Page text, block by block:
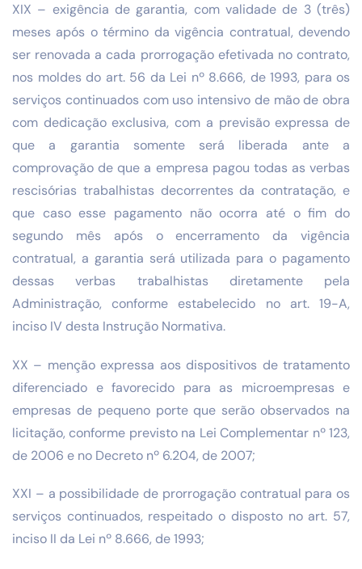
XIX – exigência de garantia, com validade de 3 (três)
meses após o término da vigência contratual, devendo
ser renovada a cada prorrogação efetivada no contrato,
nos moldes do art. 56 da Lei nº 8.666, de 1993, para os
serviços continuados com uso intensivo de mão de obra
com dedicação exclusiva, com a previsão expressa de
que a garantia somente será liberada ante a
comprovação de que a empresa pagou todas as verbas
rescisórias trabalhistas decorrentes da contratação, e
que caso esse pagamento não ocorra até o fim do
segundo mês após o encerramento da vigência
contratual, a garantia será utilizada para o pagamento
dessas verbas trabalhistas diretamente pela
Administração, conforme estabelecido no art. 19-A,
inciso IV desta Instrução Normativa.
XX – menção expressa aos dispositivos de tratamento
diferenciado e favorecido para as microempresas e
empresas de pequeno porte que serão observados na
licitação, conforme previsto na Lei Complementar nº 123,
de 2006 e no Decreto nº 6.204, de 2007;
XXI – a possibilidade de prorrogação contratual para os
serviços continuados, respeitado o disposto no art. 57,
inciso II da Lei nº 8.666, de 1993;